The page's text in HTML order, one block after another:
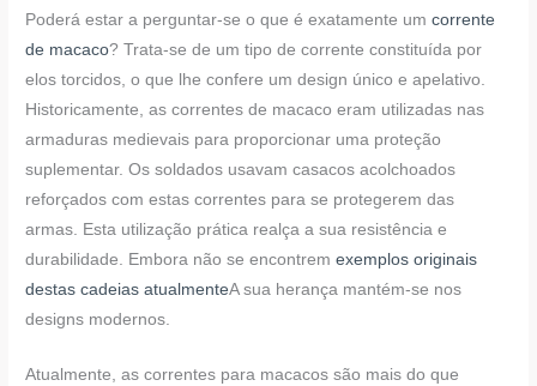
Poderá estar a perguntar-se o que é exatamente umcorrente
de macaco? Trata-se de um tipo de corrente constituída por
elos torcidos, o que lhe confere um design único e apelativo.
Historicamente, as correntes de macaco eram utilizadas nas
armaduras medievais para proporcionar uma proteção
suplementar. Os soldados usavam casacos acolchoados
reforçados com estas correntes para se protegerem das
armas. Esta utilização prática realça a sua resistência e
durabilidade. Embora não se encontremexemplos originais
destas cadeias atualmenteA sua herança mantém-se nos
designs modernos.
Atualmente, as correntes para macacos são mais do que